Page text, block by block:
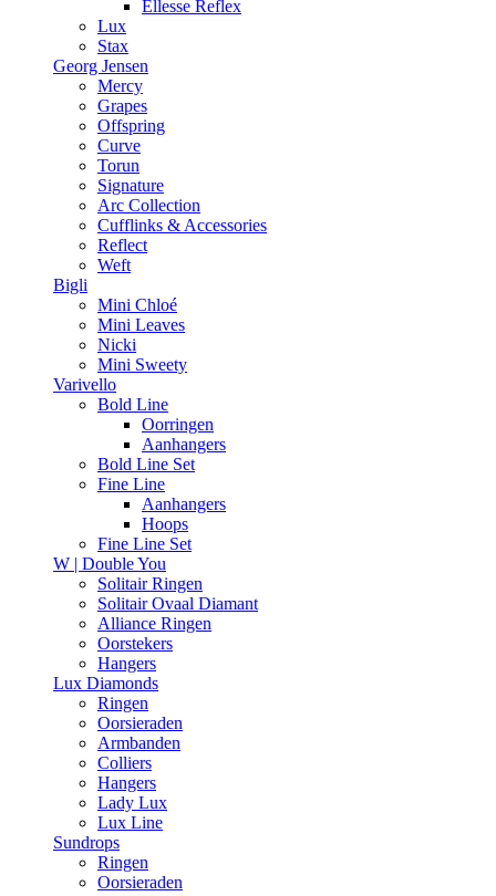
Ellesse Reflex
Lux
Stax
Georg Jensen
Mercy
Grapes
Offspring
Curve
Torun
Signature
Arc Collection
Cufflinks & Accessories
Reflect
Weft
Bigli
Mini Chloé
Mini Leaves
Nicki
Mini Sweety
Varivello
Bold Line
Oorringen
Aanhangers
Bold Line Set
Fine Line
Aanhangers
Hoops
Fine Line Set
W | Double You
Solitair Ringen
Solitair Ovaal Diamant
Alliance Ringen
Oorstekers
Hangers
Lux Diamonds
Ringen
Oorsieraden
Armbanden
Colliers
Hangers
Lady Lux
Lux Line
Sundrops
Ringen
Oorsieraden